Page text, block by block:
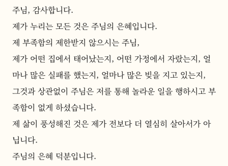
주님, 감사합니다.
제가 누리는 모든 것은 주님의 은혜입니다.
제 부족함의 제한받지 않으시는 주님,
제가 어떤 집에서 태어났는지, 어떤 가정에서 자랐는지, 얼
마나 많은 실패를 했는지, 얼마나 많은 빚을 지고 있는지,
그것과 상관없이 주님은 저를 통해 놀라운 일을 행하시고 부
족함이 없게 하셨습니다.
제 삶이 풍성해진 것은 제가 전보다 더 열심히 살아서가 아
닙니다.
주님의 은혜 덕분입니다.